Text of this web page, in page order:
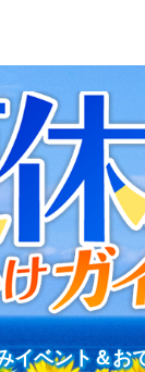
イベント＆お